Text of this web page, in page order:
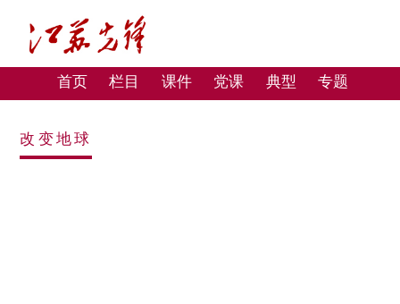
首页 栏目 课件 党课 典型 专题
改变地球